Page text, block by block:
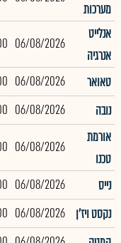
מערכות
אנלייט
אנרגיה
06/08/2026
טאואר 06/08/2026
נובה
06/08/2026
אורמת
טכנו
06/08/2026
נייס 06/08/2026
נקסט ויז'ן
06/08/2026